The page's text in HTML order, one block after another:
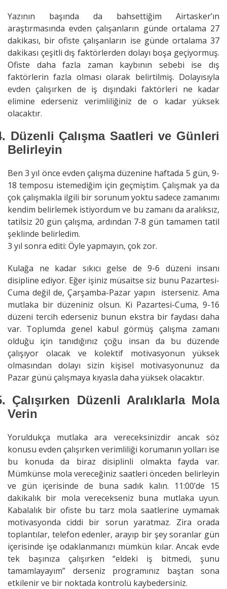
Yazının başında da bahsettiğim Airtasker’ın
araştırmasında evden çalışanların günde ortalama 27
dakikası, bir ofiste çalışanların ise günde ortalama 37
dakikası çeşitli dış faktörlerden dolayı boşa geçiyormuş.
Ofiste daha fazla zaman kaybının sebebi ise dış
faktörlerin fazla olması olarak belirtilmiş. Dolayısıyla
evden çalışırken de iş dışındaki faktörleri ne kadar
elimine ederseniz verimliliğiniz de o kadar yüksek
olacaktır.
Düzenli Çalışma Saatleri ve Günleri
Belirleyin
Ben 3 yıl önce evden çalışma düzenine haftada 5 gün, 9-
18 temposu istemediğim için geçmiştim. Çalışmak ya da
çok çalışmakla ilgili bir sorunum yoktu sadece zamanımı
kendim belirlemek istiyordum ve bu zamanı da aralıksız,
tatilsiz 20 gün çalışma, ardından 7-8 gün tamamen tatil
şeklinde belirledim.
3 yıl sonra editi: Öyle yapmayın, çok zor.
Kulağa ne kadar sıkıcı gelse de 9-6 düzeni insanı
disipline ediyor. Eğer işiniz müsaitse siz bunu Pazartesi-
Cuma değil de, Çarşamba-Pazar yapın isterseniz. Ama
mutlaka bir düzeniniz olsun. Ki Pazartesi-Cuma, 9-16
düzeni tercih ederseniz bunun ekstra bir faydası daha
var. Toplumda genel kabul görmüş çalışma zamanı
olduğu için tanıdığınız çoğu insan da bu düzende
çalışıyor olacak ve kolektif motivasyonun yüksek
olmasından dolayı sizin kişisel motivasyonunuz da
Pazar günü çalışmaya kıyasla daha yüksek olacaktır.
Çalışırken Düzenli Aralıklarla Mola
Verin
Yoruldukça mutlaka ara vereceksinizdir ancak söz
konusu evden çalışırken verimliliği korumanın yolları ise
bu konuda da biraz disiplinli olmakta fayda var.
Mümkünse mola vereceğiniz saatleri önceden belirleyin
ve gün içerisinde de buna sadık kalın. 11:00’de 15
dakikalık bir mola verecekseniz buna mutlaka uyun.
Kabalalık bir ofiste bu tarz mola saatlerine uymamak
motivasyonda ciddi bir sorun yaratmaz. Zira orada
toplantılar, telefon edenler, arayıp bir şey soranlar gün
içerisinde işe odaklanmanızı mümkün kılar. Ancak evde
tek başınıza çalışırken “eldeki iş bitmedi, şunu
tamamlayayım” derseniz programınız baştan sona
etkilenir ve bir noktada kontrolü kaybedersiniz.